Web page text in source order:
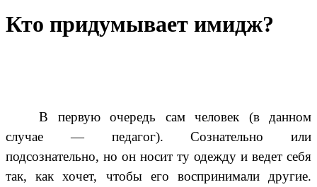
Кто придумывает имидж?
В первую очередь сам человек (в данном
случае — педагог). Сознательно или
подсознательно, но он носит ту одежду и ведет себя
так, как хочет, чтобы его воспринимали другие.